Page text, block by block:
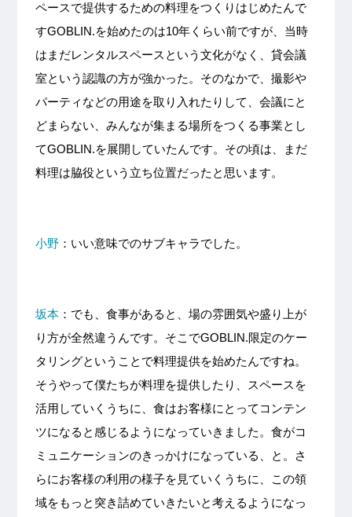
ペースで提供するための料理をつくりはじめたんで
すGOBLIN.を始めたのは10年くらい前ですが、当時
はまだレンタルスペースという文化がなく、貸会議
室という認識の方が強かった。そのなかで、撮影や
パーティなどの用途を取り入れたりして、会議にと
どまらない、みんなが集まる場所をつくる事業とし
てGOBLIN.を展開していたんです。その頃は、まだ
料理は脇役という立ち位置だったと思います。
小野：いい意味でのサブキャラでした。
坂本：でも、食事があると、場の雰囲気や盛り上が
り方が全然違うんです。そこでGOBLIN.限定のケー
タリングということで料理提供を始めたんですね。
そうやって僕たちが料理を提供したり、スペースを
活用していくうちに、食はお客様にとってコンテン
ツになると感じるようになっていきました。食がコ
ミュニケーションのきっかけになっている、と。さ
らにお客様の利用の様子を見ていくうちに、この領
域をもっと突き詰めていきたいと考えるようになっ